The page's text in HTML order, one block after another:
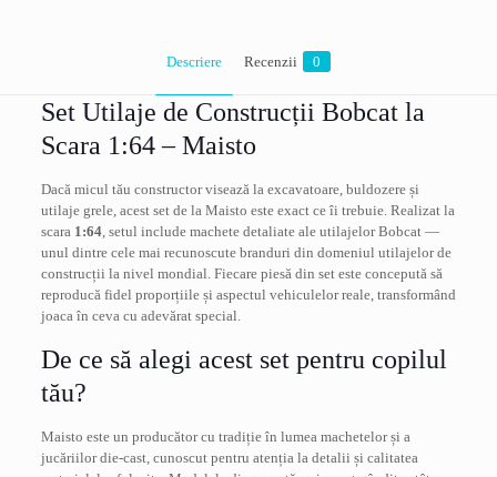
Descriere Recenzii 0
Set Utilaje de Construcții Bobcat la
Scara 1:64 – Maisto
Dacă micul tău constructor visează la excavatoare, buldozere și
utilaje grele, acest set de la Maisto este exact ce îi trebuie. Realizat la
scara 1:64, setul include machete detaliate ale utilajelor Bobcat —
unul dintre cele mai recunoscute branduri din domeniul utilajelor de
construcții la nivel mondial. Fiecare piesă din set este concepută să
reproducă fidel proporțiile și aspectul vehiculelor reale, transformând
joaca în ceva cu adevărat special.
De ce să alegi acest set pentru copilul
tău?
Maisto este un producător cu tradiție în lumea machetelor și a
jucăriilor die-cast, cunoscut pentru atenția la detalii și calitatea